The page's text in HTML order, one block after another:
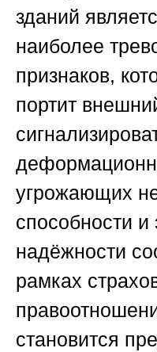
зданий
наиболее
признаков,
портит
угрожающих
способности и
надёжности
рамках
становится